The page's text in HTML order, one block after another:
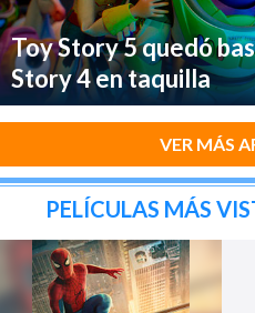
Toy Story 5 quedó
Story 4 en taquilla
VER MÁS
PELÍCULAS MÁS